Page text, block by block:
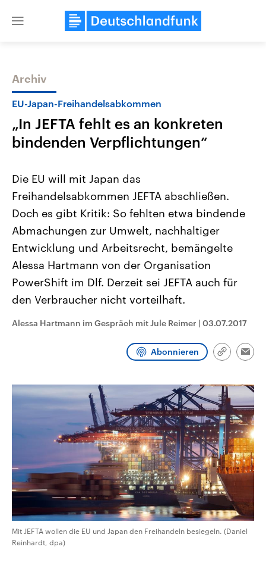
Close
Themen
Landtagswahl Sachsen-Anhalt
2026
Alle Informationen
Sachsen-Anhalt wählt am 6.
September 2026 einen neuen
Landtag. Seit 2021 wird das
Bundesland von einer Koalition aus
Umfragen, Prognosen,
Wahlprogramme, aktuelle Berichte
und Hintergründe zu den Parteien
Wahl.
Aktuelle Beiträge,
Hintergründe
Wirtschaftlich und
gehören die Vereinigten
den mächtigsten Ländern
mit großem Einfluss auf
aktuelle Weltgeschehen.
Sendungen Programm Podcasts
Archiv
EU-Japan-Freihandelsabkommen
„In JEFTA fehlt es an konkreten
bindenden Verpflichtungen“
Die EU will mit Japan das
Freihandelsabkommen JEFTA abschließen.
Doch es gibt Kritik: So fehlten etwa bindende
Abmachungen zur Umwelt, nachhaltiger
Entwicklung und Arbeitsrecht, bemängelte
Alessa Hartmann von der Organisation
PowerShift im Dlf. Derzeit sei JEFTA auch für
den Verbraucher nicht vorteilhaft.
Alessa Hartmann im Gespräch mit Jule Reimer | 03.07.2017
Abonnieren
Link
Mit JEFTA wollen die EU und Japan den Freihandeln besiegeln. (Daniel
Reinhardt, dpa)